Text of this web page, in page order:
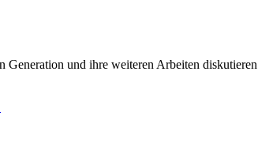
und ihre weiteren Arbeiten diskutieren